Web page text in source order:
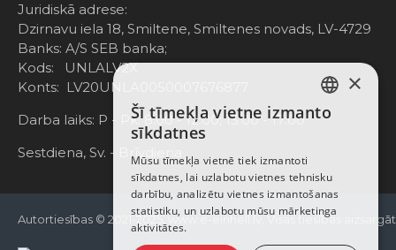
Juridiskā adrese:
Dzirnavu iela 18, Smiltene, Smiltenes novads, LV-4729
Banks: A/S SEB banka;
Kods: UNLALV2X
Konts: LV20UNLA0050007676877
Darba laiks: P - Pk. 8:00 - 12:00; 13:00 - 17:00
Sestdiena, Sv. - Brīvdiena
Autortiesības © 2021-2025, www.e-einhell.lv, Visas tiesības
LATVIAN
ENGLISH
×
Šī tīmekļa vietne izmanto
sīkdatnes
Mūsu tīmekļa vietnē tiek izmantoti
sīkdatnes, lai uzlabotu vietnes tehnisku
darbību, analizētu vietnes izmantošanas
statistiku, un uzlabotu mūsu mārketinga
aktivitātes.